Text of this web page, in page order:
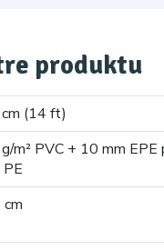
produktu
(14 ft)
m² PVC + 10 mm EPE
PE